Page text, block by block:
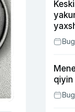
qiyin